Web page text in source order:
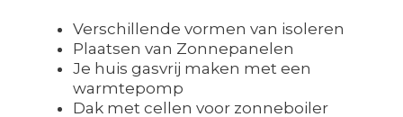
Verschillende vormen van isoleren
Plaatsen van Zonnepanelen
Je huis gasvrij maken met een
warmtepomp
Dak met cellen voor zonneboiler